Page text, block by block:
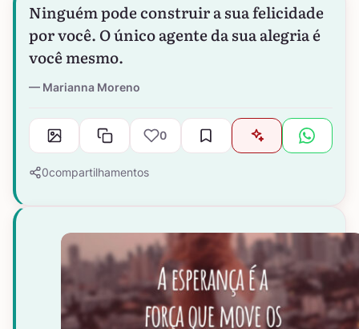
Ninguém pode construir a sua felicidade
por você. O único agente da sua alegria é
você mesmo.
Marianna Moreno
0
0compartilhamentos